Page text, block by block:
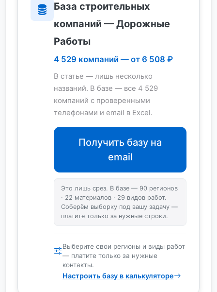
База строительных
компаний — Дорожные
Работы
4 529 компаний — от 6 508 ₽
В статье — лишь несколько
названий. В базе — все 4 529
компаний с проверенными
телефонами и email в Excel.
Получить базу на
email
Это лишь срез. В базе — 90 регионов
· 22 материалов · 29 видов работ.
Соберём выборку под вашу задачу —
платите только за нужные строки.
Выберите свои регионы и виды работ
— платите только за нужные
контакты.
Настроить базу в калькуляторе